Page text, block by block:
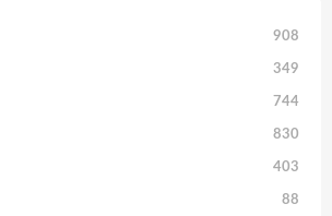
908
349
744
830
403
88